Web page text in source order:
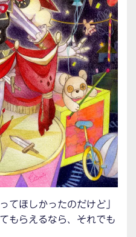
てほしかったのだけど」
もらえるなら、それでも